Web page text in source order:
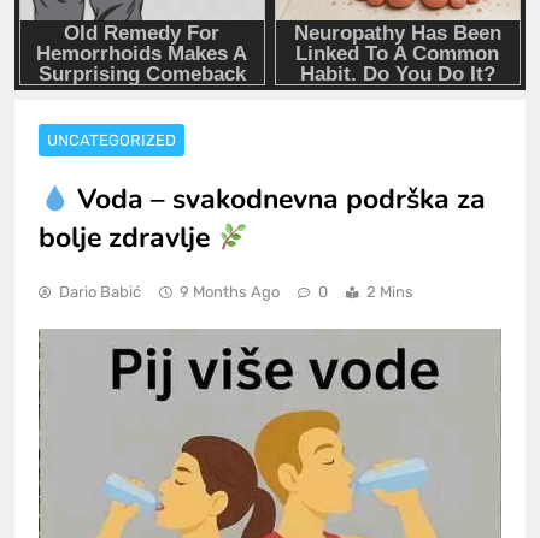
UNCATEGORIZED
Voda – svakodnevna podrška za
bolje zdravlje
Dario Babić 9 Months Ago 0 2 Mins